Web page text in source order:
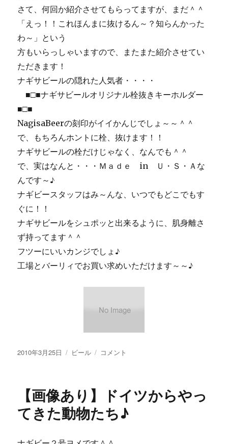
さて、何回か紹介させてもらってますが、まだ＾＾
「えっ！！これほんまに抜けるん～？知らんかった
わ～」という
方もいらっしゃいますので、またまた紹介させてい
ただきます！
ナギサビールの隠れた人気者・・・・
■□■ナギサビールオリジナル栓抜きキーホルダー
■□■
NagisaBeerの刻印がイイかんじでしょ～～＾＾
で、もちろんホントに栓、抜けます！！
ナギサビールの栓だけじゃなく、なんでも＾＾
で、実はなんと・・・Ｍａｄｅ in Ｕ・Ｓ・Ａな
んです～♪
ナギビースタッフはみ～んな、いつでもどこでもす
ぐに！！
ナギサビールをシュポッと出来るように、肌身離さ
ず持ってます＾＾
フツーにいいカンジでしょ♪
工場とバーリィでお買い求めいただけます～～♪
投
2010年3月25日
カ
ー
ビール
【画
ト
コメント
【画像あり】ドイツからやっ
てきた動物たち♪